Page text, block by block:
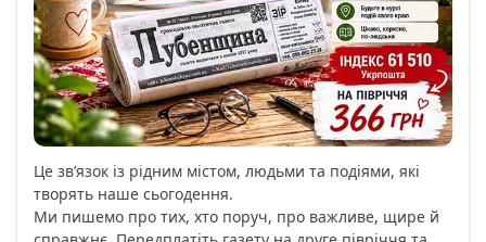
Це зв’язок із рідним містом, людьми та подіями, які
творять наше сьогодення.
Ми пишемо про тих, хто поруч, про важливе, щире й